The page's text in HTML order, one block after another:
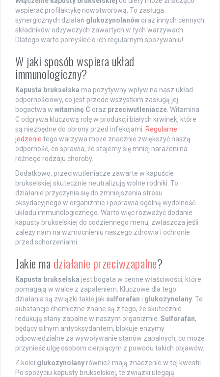
wspierać profilaktykę nowotworową. To zasługa
synergicznych działań glukozynolanów oraz innych cennych
składników odżywczych zawartych w tych warzywach.
Dlatego warto pomyśleć o ich regularnym spożywaniu!
W jaki sposób wspiera układ
immunologiczny?
Kapusta brukselska ma pozytywny wpływ na nasz układ
odpornościowy, co jest przede wszystkim zasługą jej
bogactwa w witaminę C oraz przeciwutleniacze . Witamina
C odgrywa kluczową rolę w produkcji białych krwinek, które
są niezbędne do obrony przed infekcjami. Regularne
jedzenie tego warzywa może znacznie zwiększyć naszą
odporność, co sprawia, że stajemy się mniej narażeni na
różnego rodzaju choroby.
Dodatkowo, przeciwutleniacze zawarte w kapuście
brukselskiej skutecznie neutralizują wolne rodniki. To
działanie przyczynia się do zmniejszenia stresu
oksydacyjnego w organizmie i poprawia ogólną wydolność
układu immunologicznego. Warto więc rozważyć dodanie
kapusty brukselskiej do codziennego menu, zwłaszcza jeśli
zależy nam na wzmocnieniu naszego zdrowia i ochronie
przed schorzeniami.
Jakie ma działanie przeciwzapalne?
Kapusta brukselska jest bogata w cenne właściwości, które
pomagają w walce z zapaleniem. Kluczowe dla tego
działania są związki takie jak sulforafan i glukozynolany . Te
substancje chemiczne znane są z tego, że skutecznie
redukują stany zapalne w naszym organizmie. Sulforafan,
będący silnym antyoksydantem, blokuje enzymy
odpowiedzialne za wywoływanie stanów zapalnych, co może
przynieść ulgę osobom cierpiącym z powodu takich objawów.
Z kolei glukozynolany również mają znaczenie w tej kwestii.
Po spożyciu kapusty brukselskiej, te związki ulegają